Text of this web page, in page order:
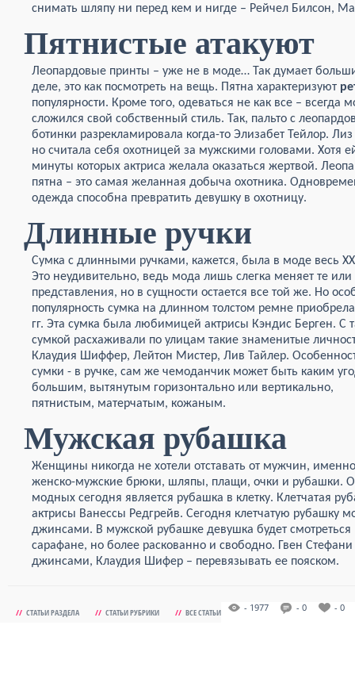
снимать шляпу ни перед кем и нигде – Рейчел Билсон,
Пятнистые атакуют
Леопардовые принты – уже не в моде… Так думает
деле, это как посмотреть на вещь. Пятна характеризуют
популярности. Кроме того, одеваться не как все – всегда
сложился свой собственный стиль. Так, пальто с
ботинки разрекламировала когда-то Элизабет Тейлор.
но считала себя охотницей за мужскими головами. Хотя
минуты которых актриса желала оказаться жертвой.
пятна – это самая желанная добыча охотника.
одежда способна превратить девушку в охотницу.
Длинные ручки
Сумка с длинными ручками, кажется, была в моде весь
Это неудивительно, ведь мода лишь слегка меняет те
представления, но в сущности остается все той же. Но
популярность сумка на длинном толстом ремне
гг. Эта сумка была любимицей актрисы Кэндис Берген. С
сумкой расхаживали по улицам такие знаменитые
Клаудия Шиффер, Лейтон Мистер, Лив Тайлер.
сумки - в ручке, сам же чемоданчик может быть каким
большим, вытянутым горизонтально или вертикально,
пятнистым, матерчатым, кожаным.
Мужская рубашка
Женщины никогда не хотели отставать от мужчин,
женско-мужские брюки, шляпы, плащи, очки и рубашки.
модных сегодня является рубашка в клетку. Клетчатая
актрисы Ванессы Редгрейв. Сегодня клетчатую рубашку
джинсами. В мужской рубашке девушка будет
сарафане, но более раскованно и свободно. Гвен
джинсами, Клаудия Шифер – перевязывать ее пояском.
// СТАТЬИ РАЗДЕЛА // СТАТЬИ РУБРИКИ // ВСЕ СТАТЬИ - 1977 - 0 - 0